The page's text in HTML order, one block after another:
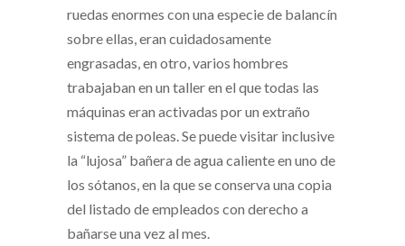
ruedas enormes con una especie de balancín
sobre ellas, eran cuidadosamente
engrasadas, en otro, varios hombres
trabajaban en un taller en el que todas las
máquinas eran activadas por un extraño
sistema de poleas. Se puede visitar inclusive
la “lujosa” bañera de agua caliente en uno de
los sótanos, en la que se conserva una copia
del listado de empleados con derecho a
bañarse una vez al mes.